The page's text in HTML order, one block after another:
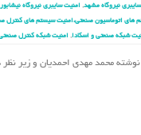
نیروگاه مشهد, امنیت سایبری نیروگاه نیشابور
های اتوماسیون صنعتی،امنیت سیستم های کنترل
شبکه صنعتی و اسکادا, امنیت شبکه کنترل
از امنیت سایبری نوشته محمد مهدی